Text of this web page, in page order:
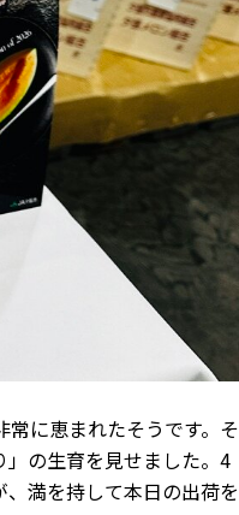
に恵まれたそうです。そ
の生育を見せました。4
満を持して本日の出荷を